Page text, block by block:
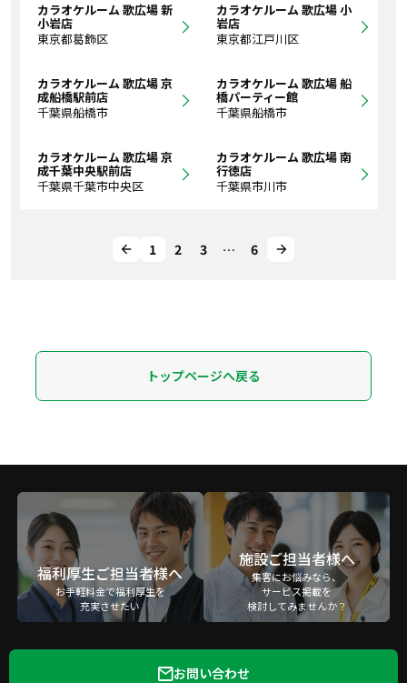
カラオケルーム 歌広場 新
小岩店
東京都葛飾区
カラオケルーム 歌広場 小
岩店
東京都江戸川区
カラオケルーム 歌広場 京
成船橋駅前店
千葉県船橋市
カラオケルーム 歌広場 船
橋パーティー館
千葉県船橋市
カラオケルーム 歌広場 京
成千葉中央駅前店
千葉県千葉市中央区
カラオケルーム 歌広場 南
行徳店
千葉県市川市
1 2 3 … 6
トップページへ戻る
福利厚生ご担当者様へ
お手軽料金で福利厚生を
充実させたい
施設ご担当者様へ
集客にお悩みなら、
サービス掲載を
検討してみませんか？
お問い合わせ